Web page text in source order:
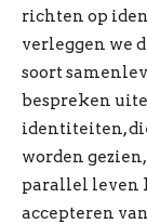
richten op
verleggen we
soort
bespreken
identiteiten,
worden
parallel leven
accepteren